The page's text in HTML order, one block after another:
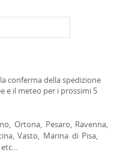
conferma della spedizione
e il meteo per i prossimi 5
Ortona, Pesaro, Ravenna,
Vasto, Marina di Pisa,